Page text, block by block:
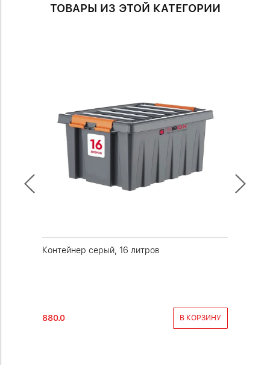
ТОВАРЫ ИЗ ЭТОЙ КАТЕГОРИИ
Контейнер серый, 16 литров
880.0 В КОРЗИНУ